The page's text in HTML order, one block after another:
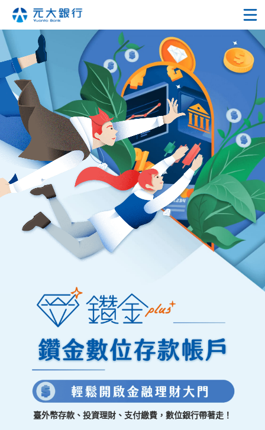
鑽金數位帳戶
手把手教學
帳戶功能
Ｑ&A
申辦鑽金信貸
臺外幣存款、投資理財、支付繳費，數位銀行帶著走！